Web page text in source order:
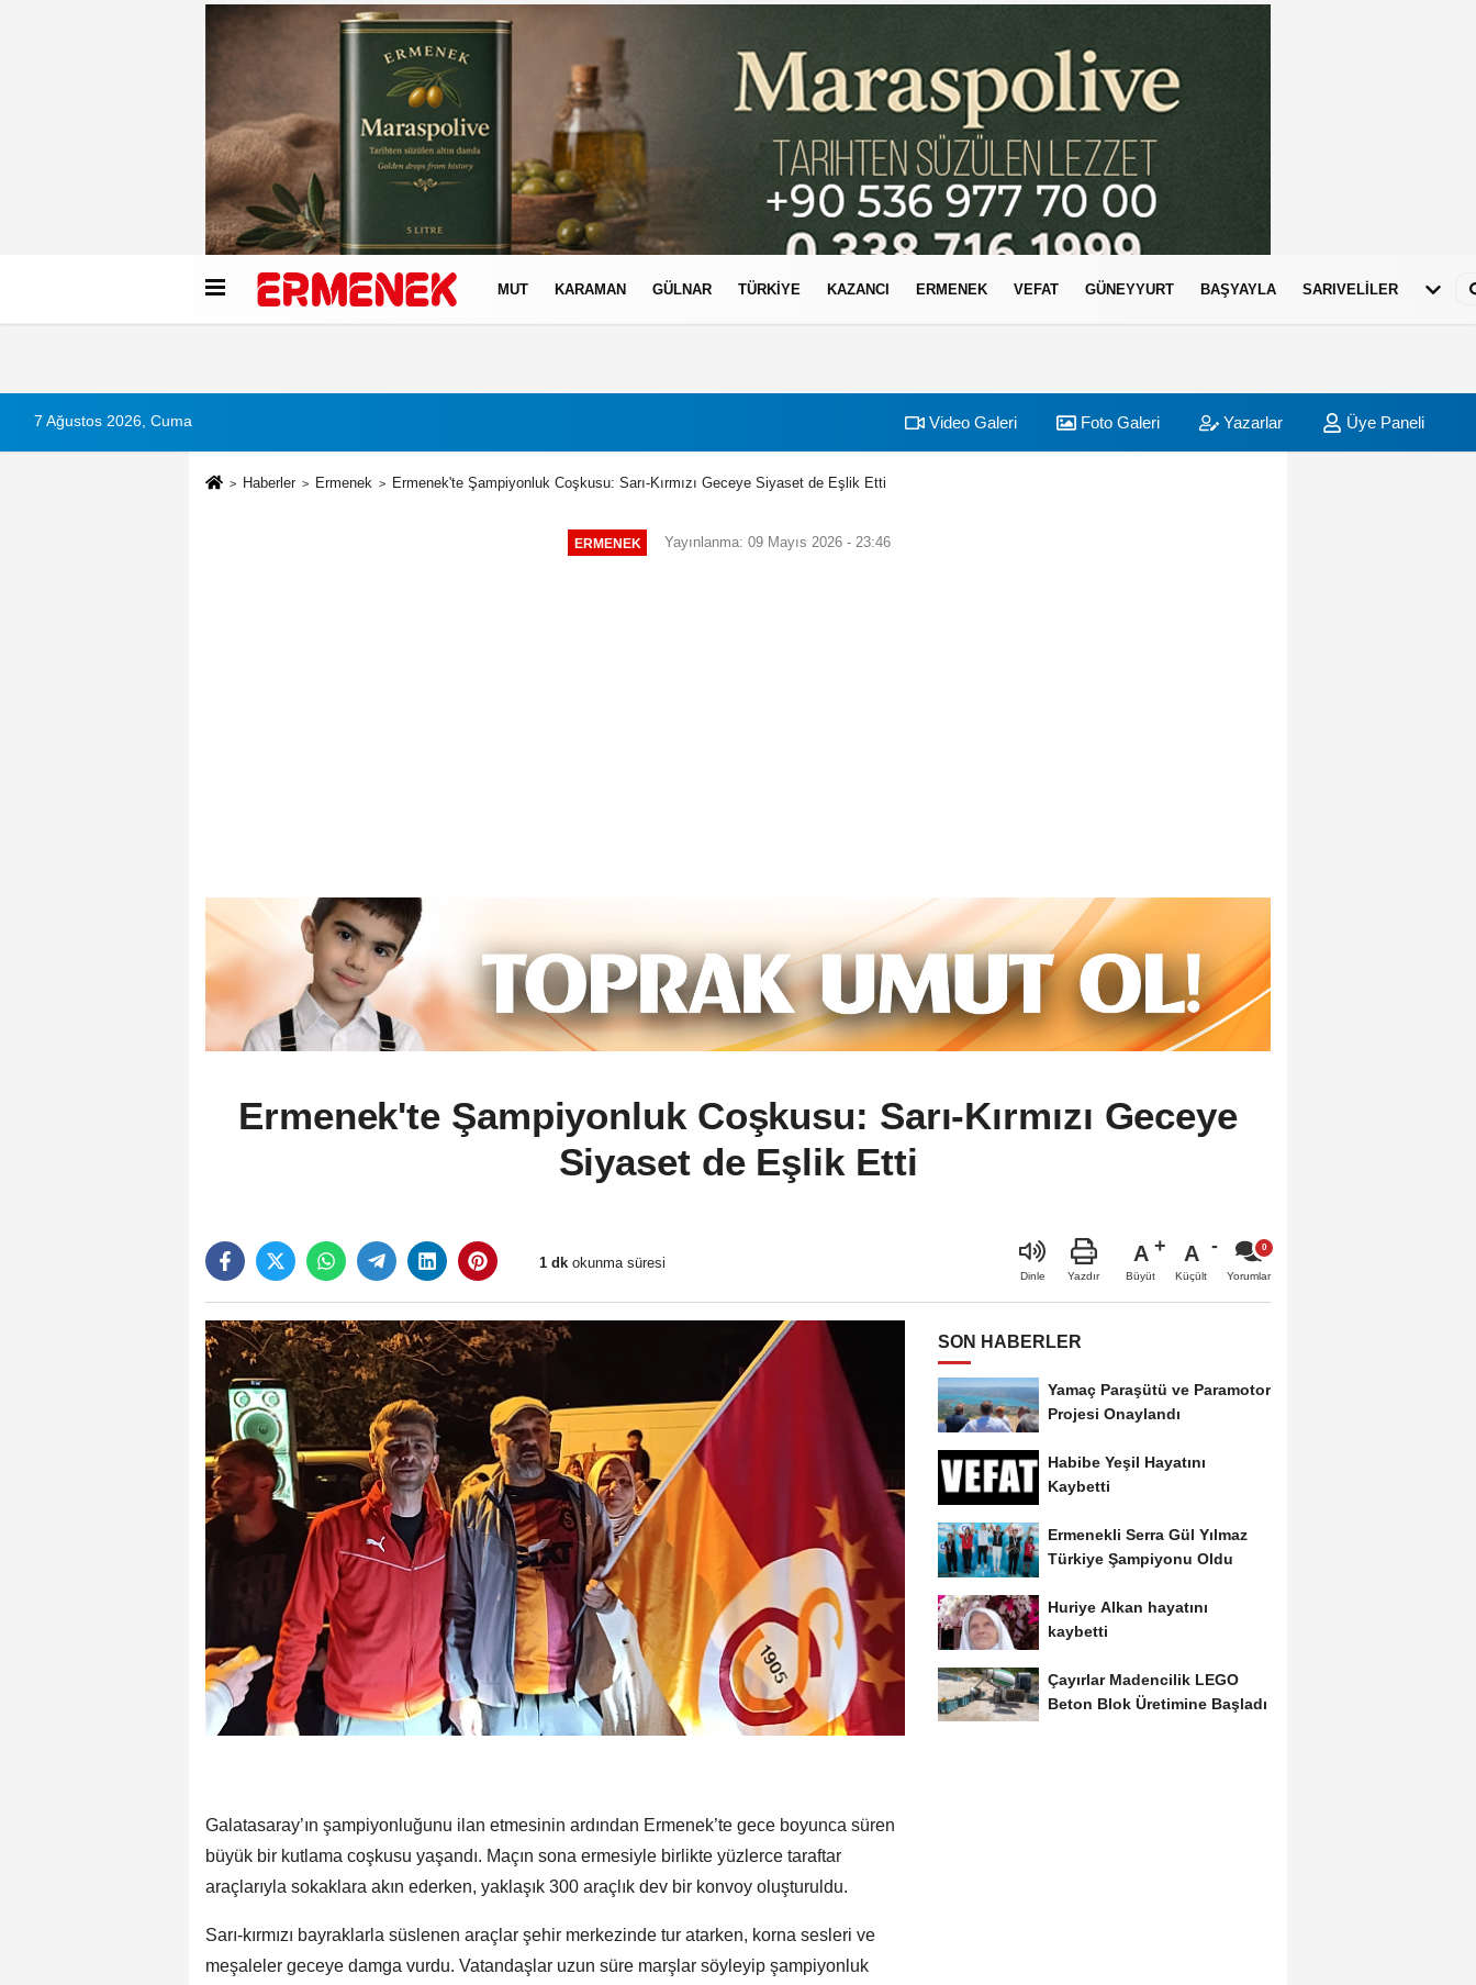
Künye İletişim Çerez Politikası
MUT KARAMAN GÜLNAR TÜRKIYE KAZANCI ERMENEK VEFAT GÜNEYYURT BAŞYAYLA SARIVELİLER
7 Ağustos 2026, Cuma Video Galeri Foto Galeri Yazarlar Üye Paneli
Haberler Ermenek Ermenek'te Şampiyonluk Coşkusu: Sarı-Kırmızı Geceye Siyaset de Eşlik Etti
ERMENEK Yayınlanma: 09 Mayıs 2026 - 23:46
Ermenek'te Şampiyonluk Coşkusu: Sarı-Kırmızı Geceye
Siyaset de Eşlik Etti
1 dk okunma süresi
Dinle Yazdır
A
Büyüt
A
Küçült Yorumlar
Galatasaray’ın şampiyonluğunu ilan etmesinin ardından Ermenek’te gece boyunca süren
büyük bir kutlama coşkusu yaşandı. Maçın sona ermesiyle birlikte yüzlerce taraftar
araçlarıyla sokaklara akın ederken, yaklaşık 300 araçlık dev bir konvoy oluşturuldu.
Sarı-kırmızı bayraklarla süslenen araçlar şehir merkezinde tur atarken, korna sesleri ve
meşaleler geceye damga vurdu. Vatandaşlar uzun süre marşlar söyleyip şampiyonluk
SON HABERLER
Yamaç Paraşütü ve Paramotor
Projesi Onaylandı
Habibe Yeşil Hayatını
Kaybetti
Ermenekli Serra Gül Yılmaz
Türkiye Şampiyonu Oldu
Huriye Alkan hayatını
kaybetti
Çayırlar Madencilik LEGO
Beton Blok Üretimine Başladı